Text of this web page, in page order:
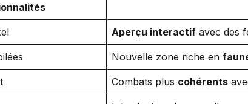
Aperçu interactif avec des
Nouvelle zone riche en
Combats plus cohérents